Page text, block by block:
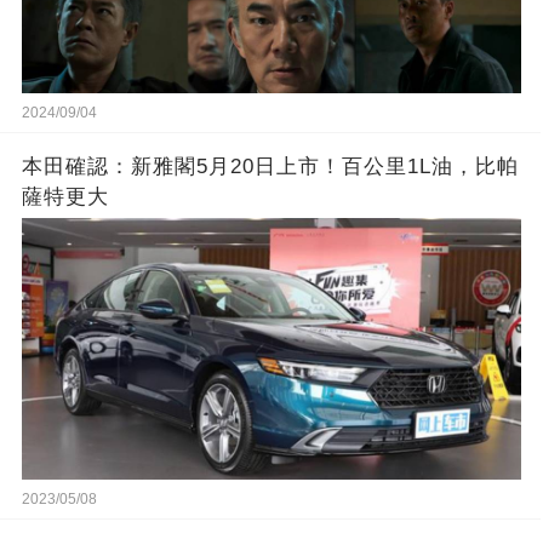
2024/09/04
本田確認：新雅閣5月20日上市！百公里1L油，比帕
薩特更大
2023/05/08